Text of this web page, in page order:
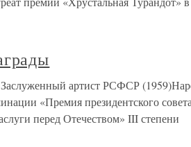
Заслуженный артист РСФСР
«Премия президентского
перед Отечеством» III степени